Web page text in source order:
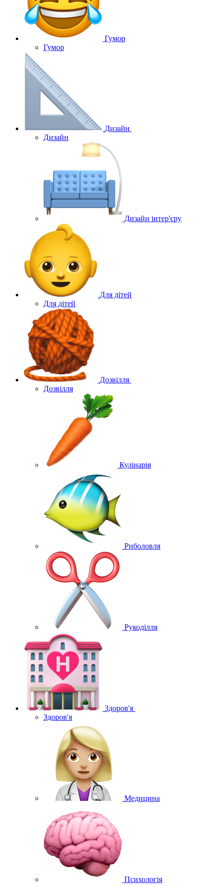
Гумор
Гумор
Дизайн
Дизайн
Дизайн інтер'єру
Для дітей
Для дітей
Дозвілля
Дозвілля
Кулінарія
Риболовля
Рукоділля
Здоров'я
Здоров'я
Медицина
Психологія